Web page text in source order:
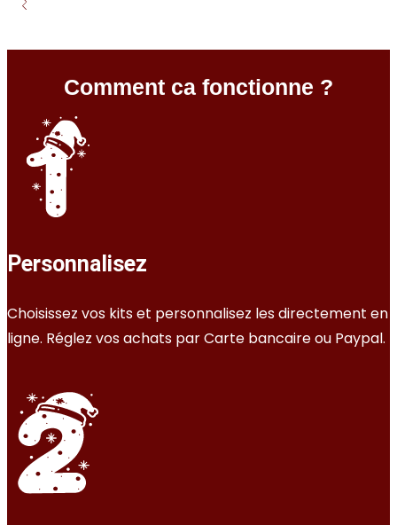
Comment ca fonctionne ?
Personnalisez
Choisissez vos kits et personnalisez les directement en
ligne. Réglez vos achats par Carte bancaire ou Paypal.